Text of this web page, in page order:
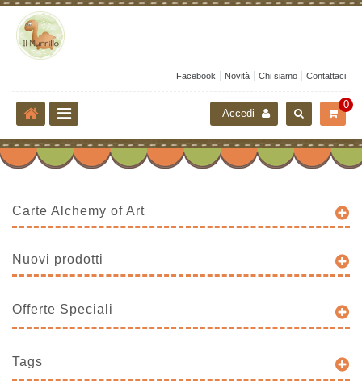
Facebook Novità Chi siamo Contattaci
0
Accedi
Carte Alchemy of Art
Nuovi prodotti
Offerte Speciali
Tags